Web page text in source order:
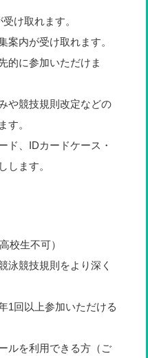
け取れます。
案内が受け取れます。
的に参加いただけま
や競技規則改定などの
す。
ド、IDカードケース・
します。
校生不可）
泳競技規則をより深く
1回以上参加いただける
ルを利用できる方（ご